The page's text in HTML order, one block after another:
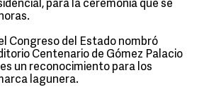
para la ceremonia que se
Congreso del Estado nombró
Centenario de Gómez Palacio
un reconocimiento para los
lagunera.